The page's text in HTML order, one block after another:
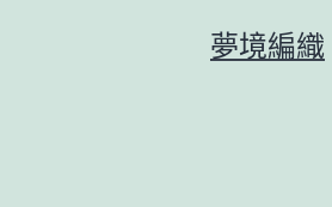
夢境編織